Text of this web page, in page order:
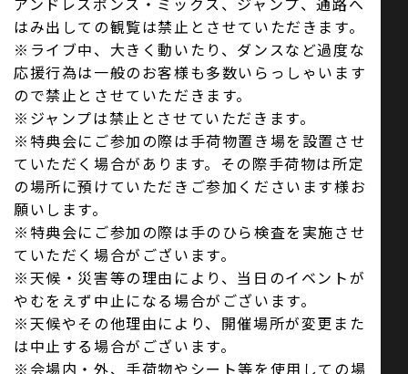
はみ出しての観覧は禁止とさせていただきます。
※ライブ中、大きく動いたり、ダンスなど過度な
応援行為は一般のお客様も多数いらっしゃいます
ので禁止とさせていただきます。
※ジャンプは禁止とさせていただきます。
※特典会にご参加の際は手荷物置き場を設置させ
ていただく場合があります。その際手荷物は所定
の場所に預けていただきご参加くださいます様お
願いします。
※特典会にご参加の際は手のひら検査を実施させ
ていただく場合がございます。
※天候・災害等の理由により、当日のイベントが
やむをえず中止になる場合がございます。
※天候やその他理由により、開催場所が変更また
は中止する場合がございます。
※会場内・外、手荷物やシート等を使用しての場